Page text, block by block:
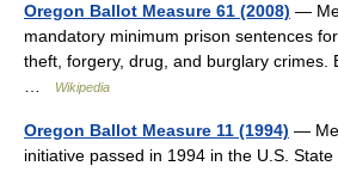
Oregon Ballot Measure 61 (2008) —
mandatory minimum prison sentences
theft, forgery, drug, and burglary crimes.
Wikipedia
Oregon Ballot Measure 11 (1994) —
initiative passed in 1994 in the U.S.